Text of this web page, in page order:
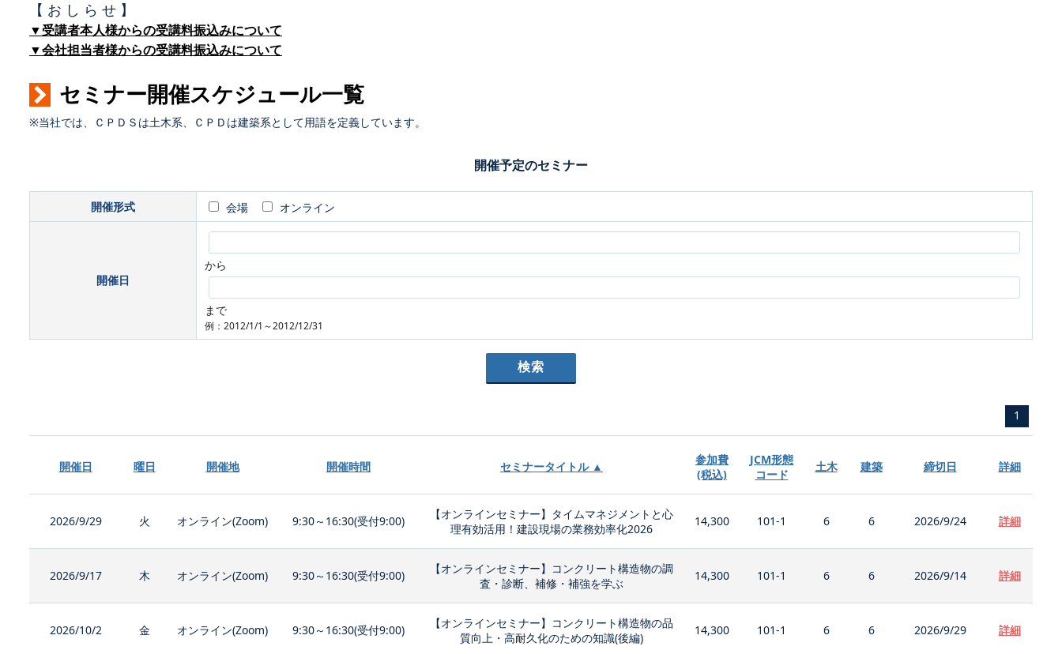
【 お し ら せ 】
▼受講者本人様からの受講料振込みについて
▼会社担当者様からの受講料振込みについて
セミナー開催スケジュール一覧
※当社では、ＣＰＤＳは土木系、ＣＰＤは建築系として用語を定義しています。
開催予定のセミナー
開催形式 会場 オンライン
開催日
から
まで
例：2012/1/1～2012/12/31
1
開催日 曜日 開催地 開催時間 セミナータイトル ▲
参加費
(税込)
JCM形態
コード
土木 建築 締切日 詳細
2026/9/29 火 オンライン(Zoom) 9:30～16:30(受付9:00)
【オンラインセミナー】タイムマネジメントと心
理有効活用！建設現場の業務効率化2026
14,300 101-1 6 6 2026/9/24 詳細
2026/9/17 木 オンライン(Zoom) 9:30～16:30(受付9:00)
【オンラインセミナー】コンクリート構造物の調
査・診断、補修・補強を学ぶ
14,300 101-1 6 6 2026/9/14 詳細
2026/10/2 金 オンライン(Zoom) 9:30～16:30(受付9:00)
【オンラインセミナー】コンクリート構造物の品
質向上・高耐久化のための知識(後編)
14,300 101-1 6 6 2026/9/29 詳細